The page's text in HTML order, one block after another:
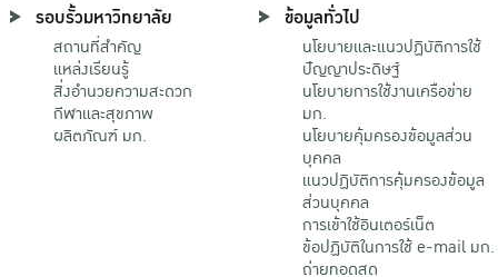
รอบรั้วมหาวิทยาลัย
สถานที่สำคัญ
แหล่งเรียนรู้
สิ่งอำนวยความสะดวก
กีฬาและสุขภาพ
ผลิตภัณฑ์ มก.
ข้อมูลทั่วไป
นโยบายและแนวปฏิบัติการใช้
ปัญญาประดิษฐ์
นโยบายการใช้งานเครือข่าย
มก.
นโยบายคุ้มครองข้อมูลส่วน
บุคคล
แนวปฏิบัติการคุ้มครองข้อมูล
ส่วนบุคคล
การเข้าใช้อินเตอร์เน็ต
ข้อปฏิบัติในการใช้ e-mail มก.
ถ่ายทอดสด